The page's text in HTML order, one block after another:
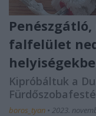
falfelület
Kipróbáltuk a
boros_tyan • 2023.